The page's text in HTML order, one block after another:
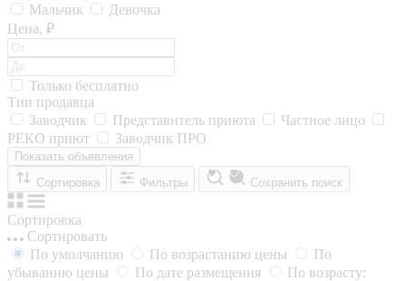
Мальчик
Девочка
Цена, ₽
Только бесплатно
Тип продавца
Заводчик
Представитель приюта
Частное лицо
РЕКО приют
Заводчик ПРО
Показать объявления
Сортировка
Фильтры Сохранить поиск
Сортировка
Сортировать
По умолчанию
По возрастанию цены
По
убыванию цены
По дате размещения
По возрасту: